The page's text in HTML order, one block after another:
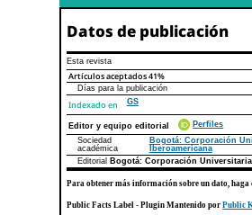
Datos de publicación
Esta revista
Artículos aceptados41%
Días para la publicación
Indexado en GS
Editor y equipo editorial
Perfiles
Sociedad
académica
Bogotá: Corporación
Iberoamericana
Editorial
Bogotá: Corporación
Para obtener más información sobre un dato,
Public Facts Label - Plugin Mantenido porPublic